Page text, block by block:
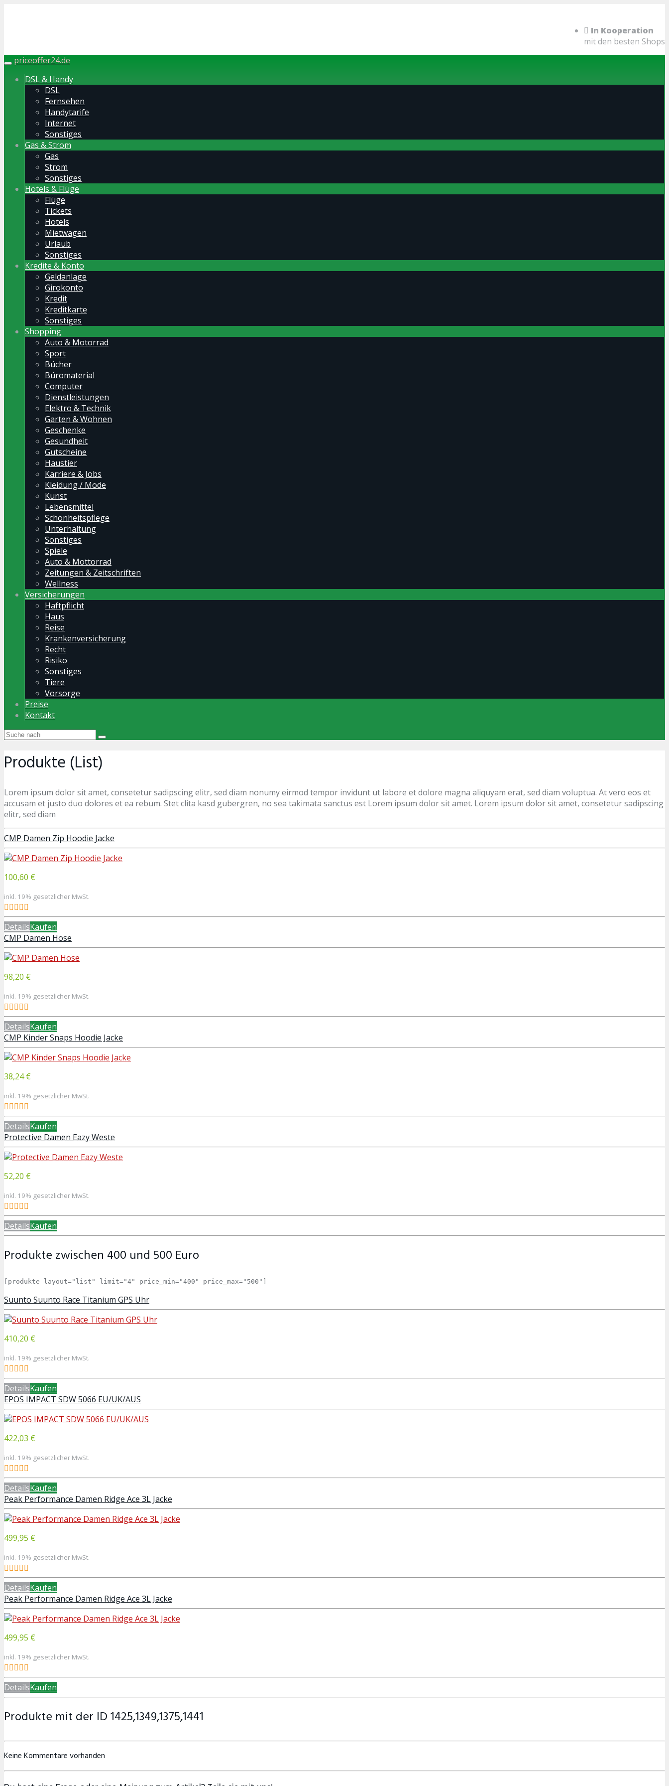
In Kooperation
mit den besten Shops
Toggle
navigation
priceoffer24.de
DSL & Handy
DSL
Fernsehen
Handytarife
Internet
Sonstiges
Gas & Strom
Gas
Strom
Sonstiges
Hotels & Flüge
Flüge
Tickets
Hotels
Mietwagen
Urlaub
Sonstiges
Kredite & Konto
Geldanlage
Girokonto
Kredit
Kreditkarte
Sonstiges
Shopping
Auto & Motorrad
Sport
Bücher
Büromaterial
Computer
Dienstleistungen
Elektro & Technik
Garten & Wohnen
Geschenke
Gesundheit
Gutscheine
Haustier
Karriere & Jobs
Kleidung / Mode
Kunst
Lebensmittel
Schönheitspflege
Unterhaltung
Sonstiges
Spiele
Auto & Mottorrad
Zeitungen & Zeitschriften
Wellness
Versicherungen
Haftpflicht
Haus
Reise
Krankenversicherung
Recht
Risiko
Sonstiges
Tiere
Vorsorge
Preise
Kontakt
Produkte (List)
Lorem ipsum dolor sit amet, consetetur sadipscing elitr, sed diam nonumy eirmod tempor invidunt ut labore et dolore magna aliquyam erat, sed diam voluptua. At vero eos et
accusam et justo duo dolores et ea rebum. Stet clita kasd gubergren, no sea takimata sanctus est Lorem ipsum dolor sit amet. Lorem ipsum dolor sit amet, consetetur sadipscing
elitr, sed diam
CMP Damen Zip Hoodie Jacke
100,60 €
inkl. 19% gesetzlicher MwSt.
DetailsKaufen
CMP Damen Hose
98,20 €
inkl. 19% gesetzlicher MwSt.
DetailsKaufen
CMP Kinder Snaps Hoodie Jacke
38,24 €
inkl. 19% gesetzlicher MwSt.
DetailsKaufen
Protective Damen Eazy Weste
52,20 €
inkl. 19% gesetzlicher MwSt.
DetailsKaufen
Produkte zwischen 400 und 500 Euro
[produkte layout="list" limit="4" price_min="400" price_max="500"]
Suunto Suunto Race Titanium GPS Uhr
410,20 €
inkl. 19% gesetzlicher MwSt.
DetailsKaufen
EPOS IMPACT SDW 5066 EU/UK/AUS
422,03 €
inkl. 19% gesetzlicher MwSt.
DetailsKaufen
Peak Performance Damen Ridge Ace 3L Jacke
499,95 €
inkl. 19% gesetzlicher MwSt.
DetailsKaufen
Peak Performance Damen Ridge Ace 3L Jacke
499,95 €
inkl. 19% gesetzlicher MwSt.
DetailsKaufen
Produkte mit der ID 1425,1349,1375,1441
Keine Kommentare vorhanden